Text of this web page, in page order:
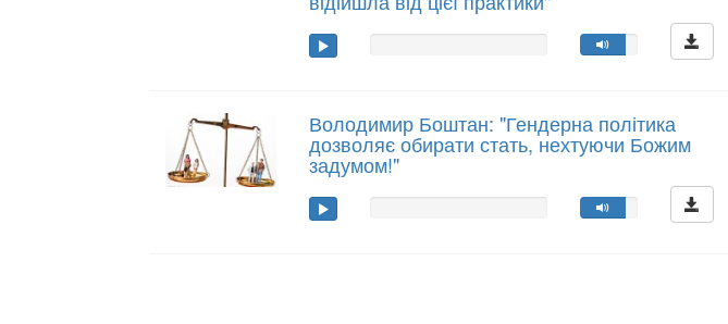
Володимир Боштан: "Гендерна політика
дозволяє обирати стать, нехтуючи Божим
задумом!"